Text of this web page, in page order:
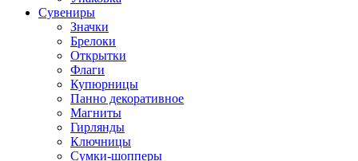
Сувениры
Значки
Брелоки
Открытки
Флаги
Купюрницы
Панно декоративное
Магниты
Гирлянды
Ключницы
Сумки-шопперы